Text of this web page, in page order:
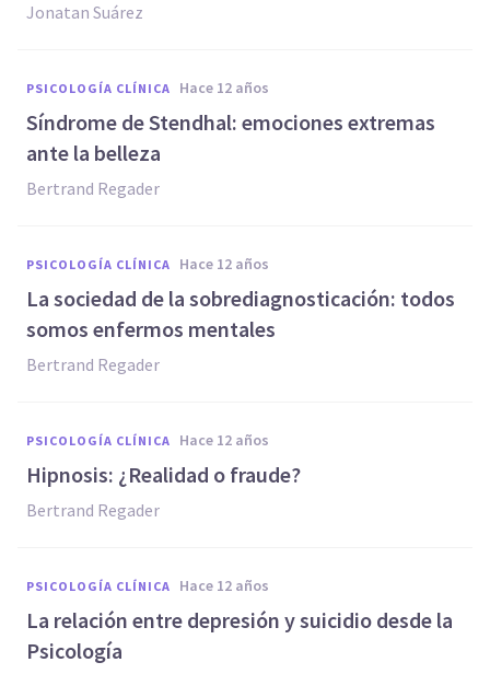
Jonatan Suárez
PSICOLOGÍA CLÍNICA hace 12 años
Síndrome de Stendhal: emociones extremas
ante la belleza
Bertrand Regader
PSICOLOGÍA CLÍNICA hace 12 años
La sociedad de la sobrediagnosticación: todos
somos enfermos mentales
Bertrand Regader
PSICOLOGÍA CLÍNICA hace 12 años
Hipnosis: ¿Realidad o fraude?
Bertrand Regader
PSICOLOGÍA CLÍNICA hace 12 años
La relación entre depresión y suicidio desde la
Psicología